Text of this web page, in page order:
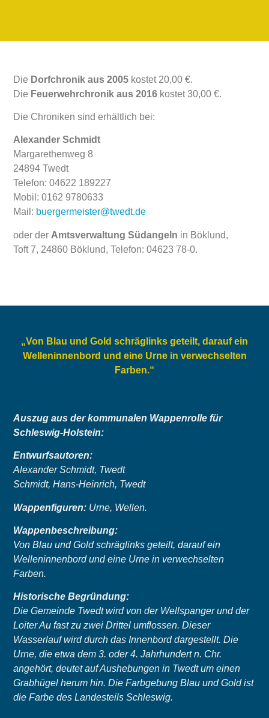
Die Dorfchronik aus 2005 kostet 20,00 €.
Die Feuerwehrchronik aus 2016 kostet 30,00 €.
Die Chroniken sind erhältlich bei:
Alexander Schmidt
Margarethenweg 8
24894 Twedt
Telefon: 04622 189227
Mobil: 0162 9780633
Mail: buergermeister@twedt.de
oder der Amtsverwaltung Südangeln in Böklund,
Toft 7, 24860 Böklund, Telefon: 04623 78-0.
„Von Blau und Gold schräglinks geteilt, darauf ein
Welleninnenbord und eine Urne in verwechselten
Farben.“
Auszug aus der kommunalen Wappenrolle für
Schleswig-Holstein:
Entwurfsautoren:
Alexander Schmidt, Twedt
Schmidt, Hans-Heinrich, Twedt
Wappenfiguren: Urne, Wellen.
Wappenbeschreibung:
Von Blau und Gold schräglinks geteilt, darauf ein
Welleninnenbord und eine Urne in verwechselten
Farben.
Historische Begründung:
Die Gemeinde Twedt wird von der Wellspanger und der
Loiter Au fast zu zwei Drittel umflossen. Dieser
Wasserlauf wird durch das Innenbord dargestellt. Die
Urne, die etwa dem 3. oder 4. Jahrhundert n. Chr.
angehört, deutet auf Aushebungen in Twedt um einen
Grabhügel herum hin. Die Farbgebung Blau und Gold ist
die Farbe des Landesteils Schleswig.